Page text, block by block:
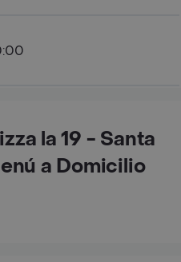
la 19 - Santa
a Domicilio